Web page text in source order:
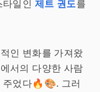
일인 제트 권도를
인 변화를 가져왔
에서의 다양한 사람
주었다🔥🎨. 그러